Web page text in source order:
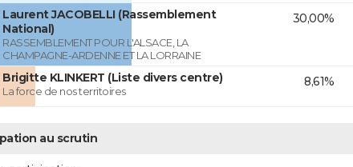
Laurent JACOBELLI (Rassemblement
National)
RASSEMBLEMENT POUR L'ALSACE, LA
CHAMPAGNE-ARDENNE ET LA LORRAINE
30,00%
Brigitte KLINKERT (Liste divers centre)
La force de nos territoires
8,61%
au scrutin